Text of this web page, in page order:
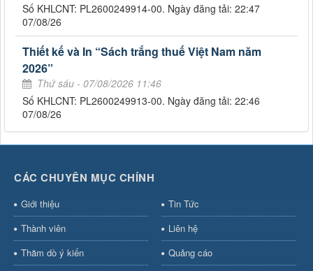
Số KHLCNT: PL2600249914-00. Ngày đăng tải: 22:47
07/08/26
Thiết kế và In “Sách trắng thuế Việt Nam năm
2026”
Thứ sáu - 07/08/2026 11:46
Số KHLCNT: PL2600249913-00. Ngày đăng tải: 22:46
07/08/26
CÁC CHUYÊN MỤC CHÍNH
Giới thiệu
Tin Tức
Thành viên
Liên hệ
Thăm dò ý kiến
Quảng cáo